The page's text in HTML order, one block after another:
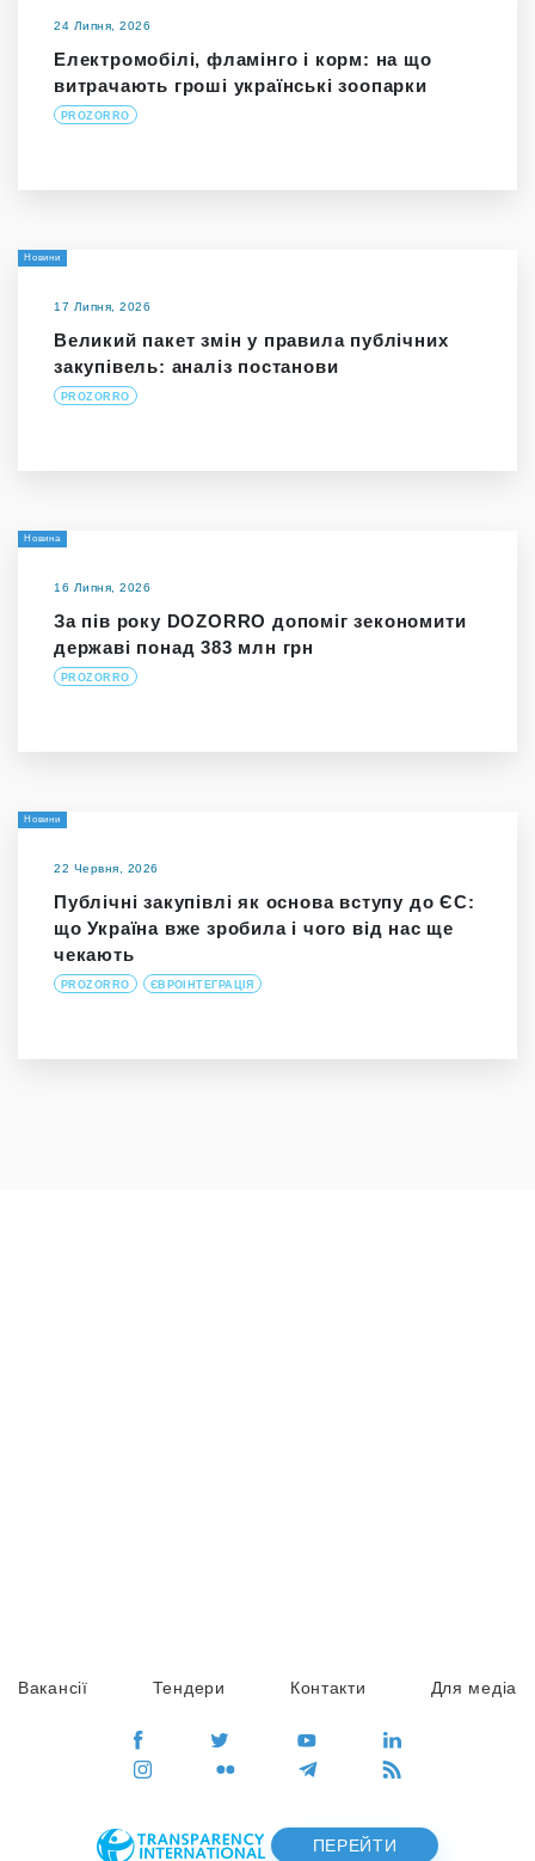
24 Липня, 2026
Електромобілі, фламінго і корм: на що
витрачають гроші українські зоопарки
PROZORRO
Новини
17 Липня, 2026
Великий пакет змін у правила публічних
закупівель: аналіз постанови
PROZORRO
Новина
16 Липня, 2026
За пів року DOZORRO допоміг зекономити
державі понад 383 млн грн
PROZORRO
Новини
22 Червня, 2026
Публічні закупівлі як основа вступу до ЄС:
що Україна вже зробила і чого від нас ще
чекають
PROZORRO ЄВРОІНТЕГРАЦІЯ
Вакансії Тендери Контакти Для медіа
ПЕРЕЙТИ